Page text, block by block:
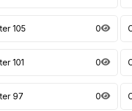
105 0
101 0
97 0